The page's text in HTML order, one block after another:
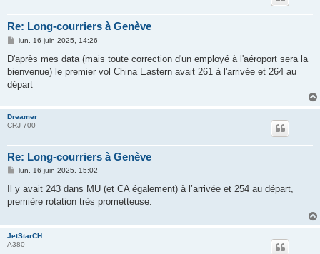
Re: Long-courriers à Genève
M
s
a
g
e
lun. 16 juin 2025, 14:26
D'après mes data (mais toute correction d'un employé à l'aéroport sera la
bienvenue) le premier vol China Eastern avait 261 à l'arrivée et 264 au
départ
Dreamer
CRJ-700
Re: Long-courriers à Genève
M
s
s
a
lun. 16 juin 2025, 15:02
Il y avait 243 dans MU (et CA également) à l’arrivée et 254 au départ,
première rotation très prometteuse.
JetStarCH
A380